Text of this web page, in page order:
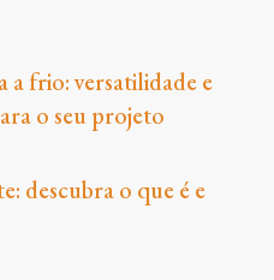
a frio: versatilidade e
o seu projeto
descubra o que é e